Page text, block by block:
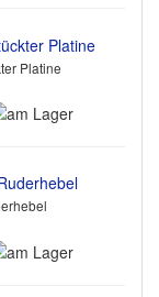
Platine